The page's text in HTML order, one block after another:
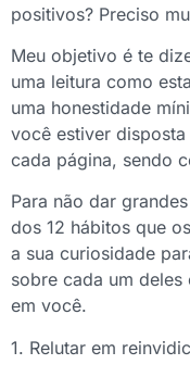
positivos? Preciso
Meu objetivo é te
uma leitura como
uma honestidade
você estiver
cada página, sendo
Para não dar
dos 12 hábitos que
a sua curiosidade
sobre cada um
em você.
1. Relutar em